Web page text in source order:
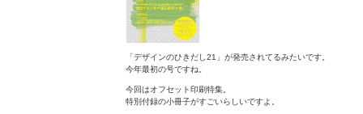
「デザインのひきだし21」が発売されてるみたいです。
今年最初の号ですね。
今回はオフセット印刷特集。
特別付録の小冊子がすごいらしいですよ。